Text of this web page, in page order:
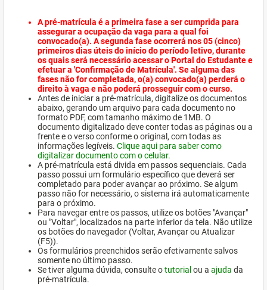
A pré-matrícula é a primeira fase a ser cumprida para
assegurar a ocupação da vaga para a qual foi
convocado(a). A segunda fase ocorrerá nos 05 (cinco)
primeiros dias úteis do início do período letivo, durante
os quais será necessário acessar o Portal do Estudante e
efetuar a 'Confirmação de Matrícula'. Se alguma das
fases não for completada, o(a) convocado(a) perderá o
direito à vaga e não poderá prosseguir com o curso.
Antes de iniciar a pré-matrícula, digitalize os documentos
abaixo, gerando um arquivo para cada documento no
formato PDF, com tamanho máximo de 1MB. O
documento digitalizado deve conter todas as páginas ou a
frente e o verso conforme o original, com todas as
informações legíveis. Clique aqui para saber como
digitalizar documento com o celular.
A pré-matrícula está divida em passos sequenciais. Cada
passo possui um formulário específico que deverá ser
completado para poder avançar ao próximo. Se algum
passo não for necessário, o sistema irá automaticamente
para o próximo.
Para navegar entre os passos, utilize os botões "Avançar"
ou "Voltar", localizados na parte inferior da tela. Não utilize
os botões do navegador (Voltar, Avançar ou Atualizar
(F5)).
Os formulários preenchidos serão efetivamente salvos
somente no último passo.
Se tiver alguma dúvida, consulte otutorial ou a ajuda da
pré-matrícula.